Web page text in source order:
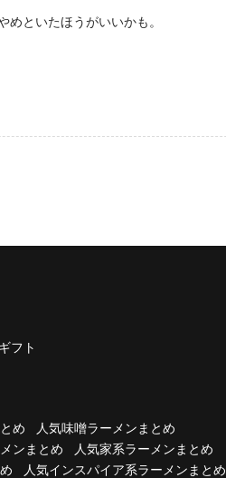
といたほうがいいかも。
フト
め
人気味噌ラーメンまとめ
ンまとめ
人気家系ラーメンまとめ
人気インスパイア系ラーメンまとめ